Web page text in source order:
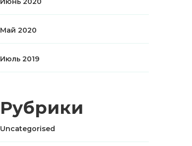
Май 2020
Июль 2019
Рубрики
Uncategorised